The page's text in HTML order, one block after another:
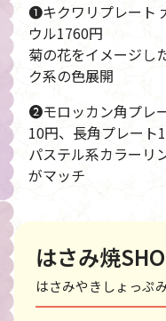
❶キクワリプレート
ウル1760円
菊の花をイメージし
ク系の色展開
❷モロッカン角プレ
10円、長角プレート
パステル系カラーリ
がマッチ
はさみ焼
はさみやきしょっぷ